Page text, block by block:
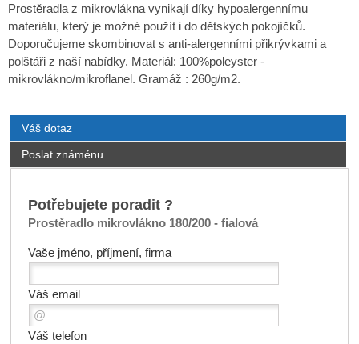
Prostěradla z mikrovlákna vynikají díky hypoalergennímu
materiálu, který je možné použít i do dětských pokojíčků.
Doporučujeme skombinovat s anti-alergenními přikrývkami a
polštáři z naší nabídky. Materiál: 100%poleyster -
mikrovlákno/mikroflanel. Gramáž : 260g/m2.
Váš dotaz
Poslat známénu
Potřebujete poradit ?
Prostěradlo mikrovlákno 180/200 - fialová
Vaše jméno, příjmení, firma
Váš email
Váš telefon